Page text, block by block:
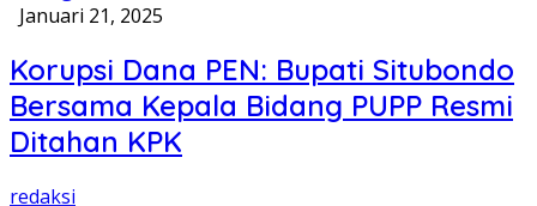
Januari 21, 2025
Korupsi Dana PEN: Bupati Situbondo
Bersama Kepala Bidang PUPP Resmi
Ditahan KPK
redaksi